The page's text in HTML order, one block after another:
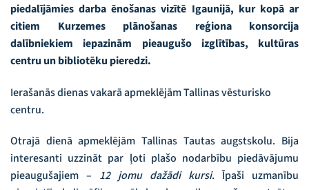
piedalījāmies darba ēnošanas vizītē Igaunijā, kur kopā ar
citiem Kurzemes plānošanas reģiona konsorcija
dalībniekiem iepazinām pieaugušo izglītības, kultūras
centru un bibliotēku pieredzi.
Ierašanās dienas vakarā apmeklējām Tallinas vēsturisko
centru.
Otrajā dienā apmeklējām Tallinas Tautas augstskolu. Bija
interesanti uzzināt par ļoti plašo nodarbību piedāvājumu
pieaugušajiem – 12 jomu dažādi kursi. Īpaši uzmanību